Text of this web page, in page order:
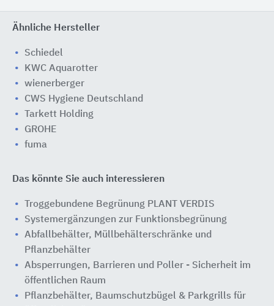
Ähnliche Hersteller
Schiedel
KWC Aquarotter
wienerberger
CWS Hygiene Deutschland
Tarkett Holding
GROHE
fuma
Das könnte Sie auch interessieren
Troggebundene Begrünung PLANT VERDIS
Systemergänzungen zur Funktionsbegrünung
Abfallbehälter, Müllbehälterschränke und
Pflanzbehälter
Absperrungen, Barrieren und Poller - Sicherheit im
öffentlichen Raum
Pflanzbehälter, Baumschutzbügel & Parkgrills für